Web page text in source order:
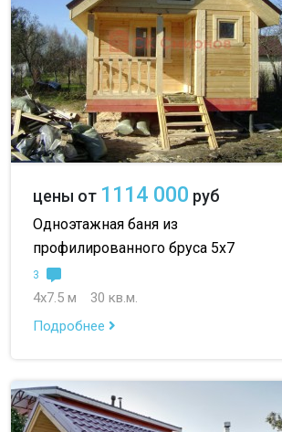
до 200 м с беседкой
с двумя входами
с навесом для авто
цены от 1114 000 руб
Одноэтажная баня из
профилированного бруса 5х7
3
4х7.5 м
30 кв.м.
Подробнее